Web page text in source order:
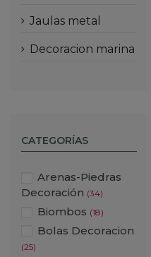
jaulas metal
decoracion marina
CATEGORÍAS
Arenas-Piedras
Decoración (34)
Biombos (18)
Bolas Decoracion
(25)